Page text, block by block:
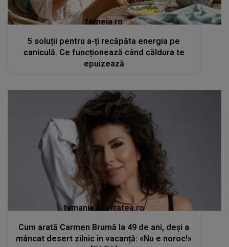
femeia.ro
5 soluții pentru a-ți recăpăta energia pe
caniculă. Ce funcționează când căldura te
epuizează
tvmania.libertatea.ro
Cum arată Carmen Brumă la 49 de ani, deși a
mâncat desert zilnic în vacanță: «Nu e noroc!»